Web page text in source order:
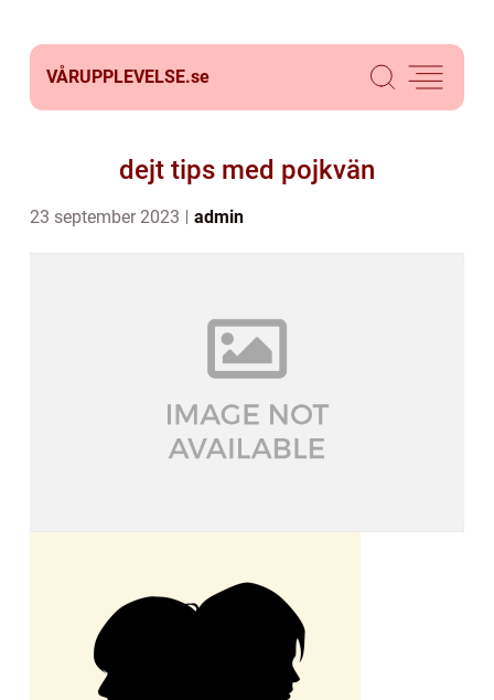
VÅRUPPLEVELSE.se
dejt tips med pojkvän
23 september 2023 admin